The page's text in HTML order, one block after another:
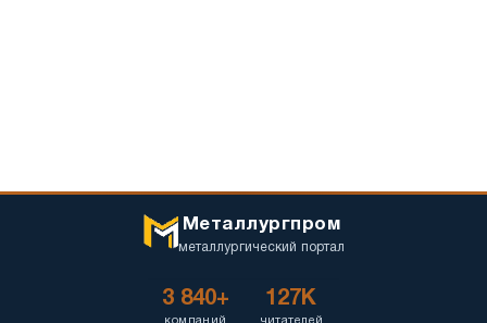
Металлургпром
металлургический портал
3 840+
компаний
127K
читателей